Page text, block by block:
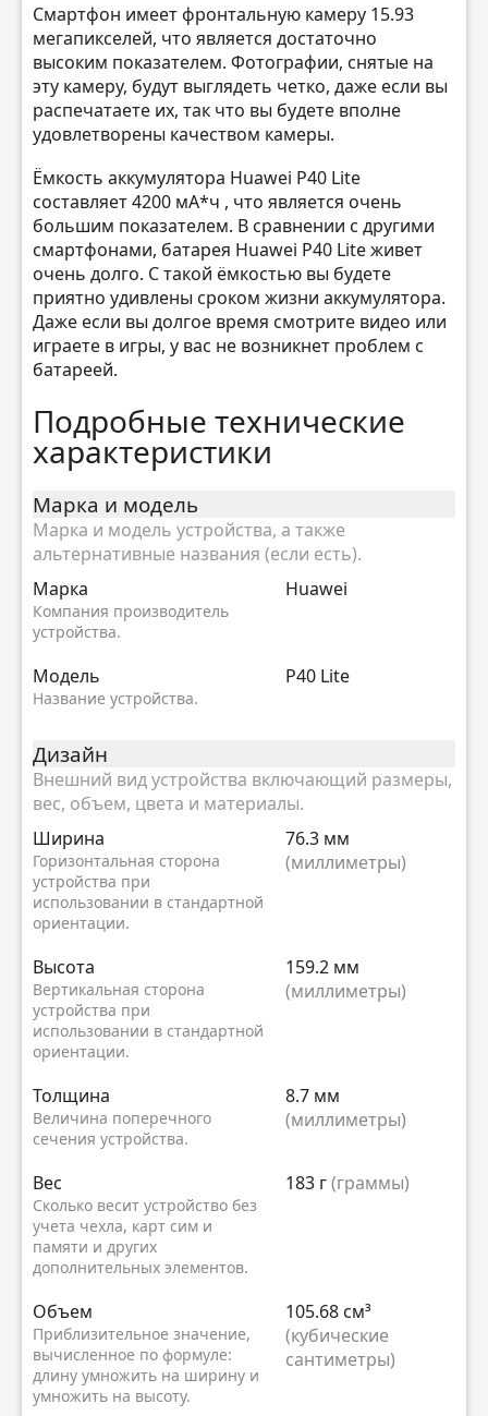
Смартфон имеет фронтальную камеру 15.93
мегапикселей, что является достаточно
высоким показателем. Фотографии, снятые на
эту камеру, будут выглядеть четко, даже если вы
распечатаете их, так что вы будете вполне
удовлетворены качеством камеры.
Ёмкость аккумулятора Huawei P40 Lite
составляет 4200 мА*ч , что является очень
большим показателем. В сравнении с другими
смартфонами, батарея Huawei P40 Lite живет
очень долго. С такой ёмкостью вы будете
приятно удивлены сроком жизни аккумулятора.
Даже если вы долгое время смотрите видео или
играете в игры, у вас не возникнет проблем с
батареей.
Подробные технические
характеристики
Марка и модель
Марка и модель устройства, а также
альтернативные названия (если есть).
Марка
Компания производитель
устройства.
Huawei
Модель
Название устройства.
P40 Lite
Дизайн
Внешний вид устройства включающий размеры,
вес, объем, цвета и материалы.
Ширина
Горизонтальная сторона
устройства при
использовании в стандартной
ориентации.
76.3 мм
(миллиметры)
Высота
Вертикальная сторона
устройства при
использовании в стандартной
ориентации.
159.2 мм
(миллиметры)
Толщина
Величина поперечного
сечения устройства.
8.7 мм
(миллиметры)
Вес
Сколько весит устройство без
учета чехла, карт сим и
памяти и других
дополнительных элементов.
183 г(граммы)
Объем
Приблизительное значение,
вычисленное по формуле:
длину умножить на ширину и
умножить на высоту.
105.68 см³
(кубические
сантиметры)